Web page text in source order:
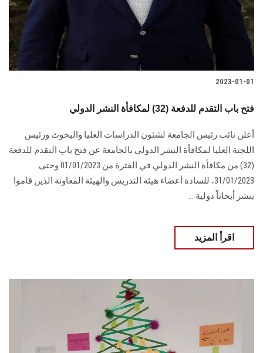
2023-01-01
فتح باب التقدم للدفعة (32) لمكافأة النشر الدولي
أعلن نائب رئيس الجامعة لشئون الدراسات العليا والبحوث ورئيس
اللجنة العليا لمكافأة النشر الدولي بالجامعة عن فتح باب التقدم للدفعة
(32) من مكافأة النشر الدولي في الفترة من 01/01/2023 وحتى
31/01/2023، للسادة أعضاء هيئة التدريس والهيئة المعاونة الذين قاموا
بنشر أبحاثاً دولية ...
اقرأ المزيد